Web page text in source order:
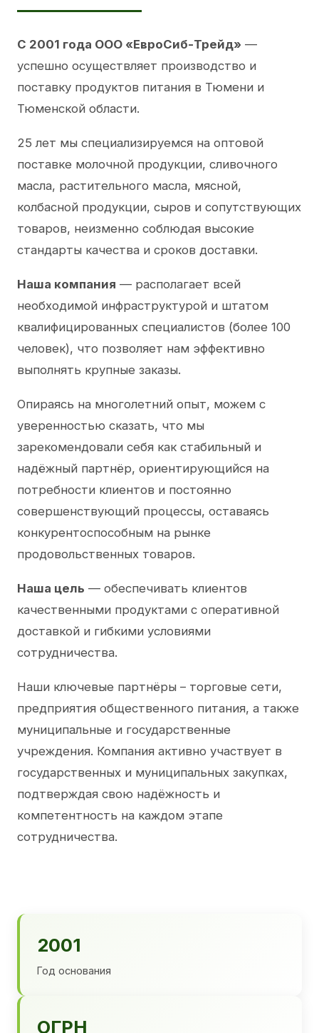
С 2001 года ООО «ЕвроСиб-Трейд» —
успешно осуществляет производство и
поставку продуктов питания в Тюмени и
Тюменской области.
25 лет мы специализируемся на оптовой
поставке молочной продукции, сливочного
масла, растительного масла, мясной,
колбасной продукции, сыров и сопутствующих
товаров, неизменно соблюдая высокие
стандарты качества и сроков доставки.
Наша компания — располагает всей
необходимой инфраструктурой и штатом
квалифицированных специалистов (более 100
человек), что позволяет нам эффективно
выполнять крупные заказы.
Опираясь на многолетний опыт, можем с
уверенностью сказать, что мы
зарекомендовали себя как стабильный и
надёжный партнёр, ориентирующийся на
потребности клиентов и постоянно
совершенствующий процессы, оставаясь
конкурентоспособным на рынке
продовольственных товаров.
Наша цель — обеспечивать клиентов
качественными продуктами с оперативной
доставкой и гибкими условиями
сотрудничества.
Наши ключевые партнёры – торговые сети,
предприятия общественного питания, а также
муниципальные и государственные
учреждения. Компания активно участвует в
государственных и муниципальных закупках,
подтверждая свою надёжность и
компетентность на каждом этапе
сотрудничества.
2001
Год основания
ОГРН